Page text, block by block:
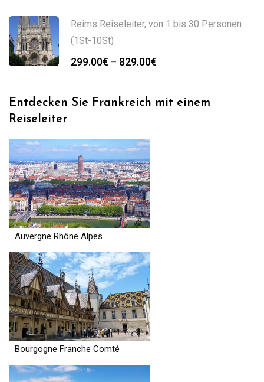
bis
Reims Reiseleiter, von 1 bis 30 Personen
(1St-10St)
299.00€ – 829.00€
829.00€
Entdecken Sie Frankreich mit einem
Reiseleiter
Auvergne Rhône Alpes
Bourgogne Franche Comté